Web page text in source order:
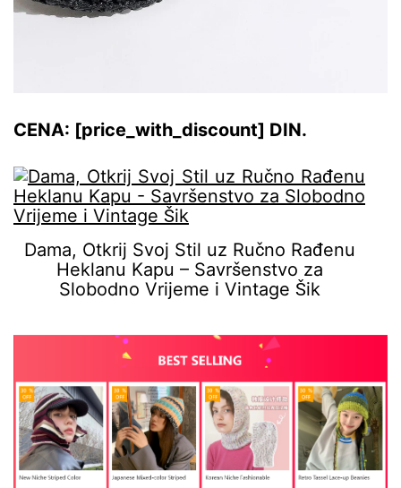
CENA: [price_with_discount] DIN.
Dama, Otkrij Svoj Stil uz Ručno Rađenu
Heklanu Kapu – Savršenstvo za
Slobodno Vrijeme i Vintage Šik